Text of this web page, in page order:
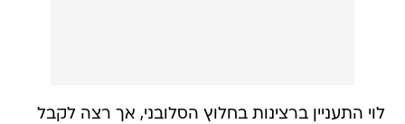
לוי התעניין ברצינות בחלוץ הסלובני, אך רצה לקבל